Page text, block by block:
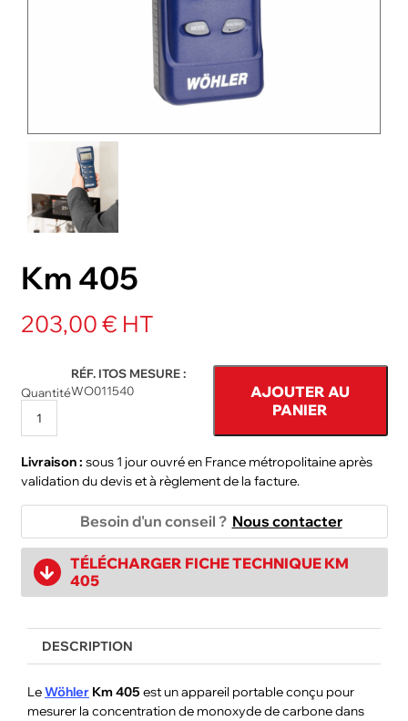
ACCESSOIRES ET PIÈCES DÉTACHÉES
Km 405
203,00 € HT
Quantité
RÉF. ITOS MESURE :
WO011540
AJOUTER AU
PANIER
Livraison : sous 1 jour ouvré en France métropolitaine après
validation du devis et à règlement de la facture.
Besoin d'un conseil ? Nous contacter
TÉLÉCHARGER FICHE TECHNIQUE KM
405
DESCRIPTION
LeWöhler Km 405 est un appareil portable conçu pour
mesurer la concentration de monoxyde de carbone dans